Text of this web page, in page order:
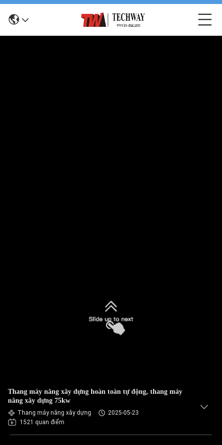
Thang máy nâng xây dựng hoàn toàn tự động, thang máy
nâng xây dựng 75kw
Thang máy nâng xây dựng
2025-05-23
1521 quan điểm